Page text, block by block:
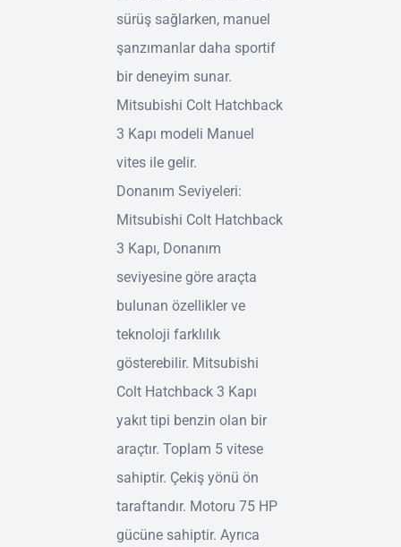
sürüş sağlarken, manuel
şanzımanlar daha sportif
bir deneyim sunar.
Mitsubishi Colt Hatchback
3 Kapı modeli Manuel
vites ile gelir.
Donanım Seviyeleri:
Mitsubishi Colt Hatchback
3 Kapı, Donanım
seviyesine göre araçta
bulunan özellikler ve
teknoloji farklılık
gösterebilir. Mitsubishi
Colt Hatchback 3 Kapı
yakıt tipi benzin olan bir
araçtır. Toplam 5 vitese
sahiptir. Çekiş yönü ön
taraftandır. Motoru 75 HP
gücüne sahiptir. Ayrıca